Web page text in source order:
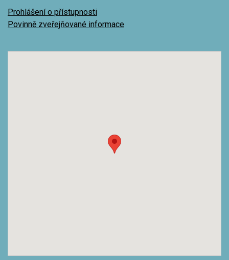
Prohlášení o přístupnosti
Povinně zveřejňované informace